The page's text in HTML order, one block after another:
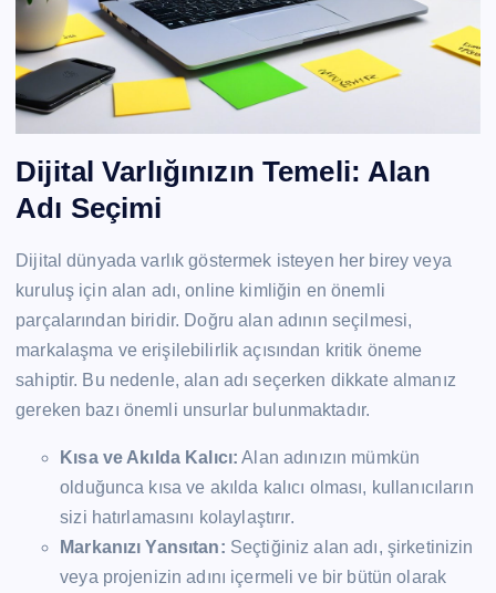
Dijital Varlığınızın Temeli: Alan
Adı Seçimi
Dijital dünyada varlık göstermek isteyen her birey veya
kuruluş için alan adı, online kimliğin en önemli
parçalarından biridir. Doğru alan adının seçilmesi,
markalaşma ve erişilebilirlik açısından kritik öneme
sahiptir. Bu nedenle, alan adı seçerken dikkate almanız
gereken bazı önemli unsurlar bulunmaktadır.
Kısa ve Akılda Kalıcı: Alan adınızın mümkün
olduğunca kısa ve akılda kalıcı olması, kullanıcıların
sizi hatırlamasını kolaylaştırır.
Markanızı Yansıtan: Seçtiğiniz alan adı, şirketinizin
veya projenizin adını içermeli ve bir bütün olarak